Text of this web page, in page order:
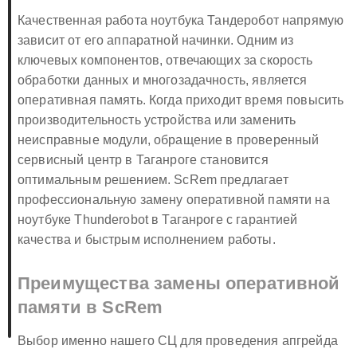
Качественная работа ноутбука Тандеробот напрямую
зависит от его аппаратной начинки. Одним из
ключевых компонентов, отвечающих за скорость
обработки данных и многозадачность, является
оперативная память. Когда приходит время повысить
производительность устройства или заменить
неисправные модули, обращение в проверенный
сервисный центр в Таганроге становится
оптимальным решением. ScRem предлагает
профессиональную замену оперативной памяти на
ноутбуке Thunderobot в Таганроге с гарантией
качества и быстрым исполнением работы.
Преимущества замены оперативной
памяти в ScRem
Выбор именно нашего СЦ для проведения апгрейда